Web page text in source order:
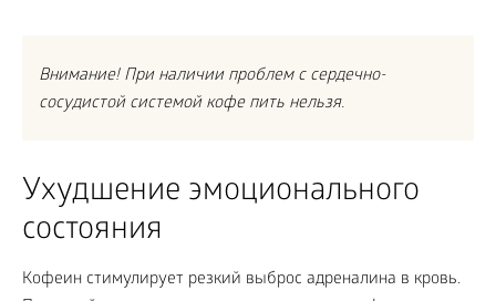
Внимание! При наличии проблем с сердечно-
сосудистой системой кофе пить нельзя.
Ухудшение эмоционального
состояния
Кофеин стимулирует резкий выброс адреналина в кровь.